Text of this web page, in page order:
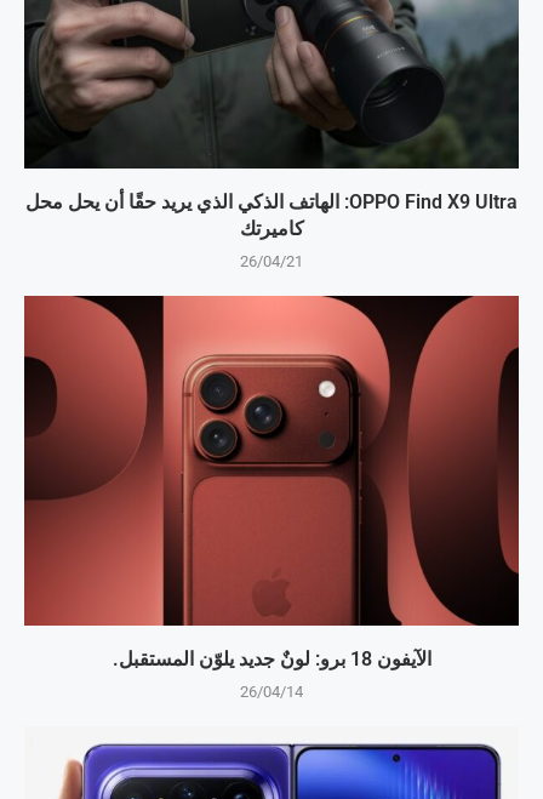
OPPO Find X9 Ultra: الهاتف الذكي الذي يريد حقًا أن يحل محل
كاميرتك
26/04/21
الآيفون 18 برو: لونٌ جديد يلوّن المستقبل.
26/04/14